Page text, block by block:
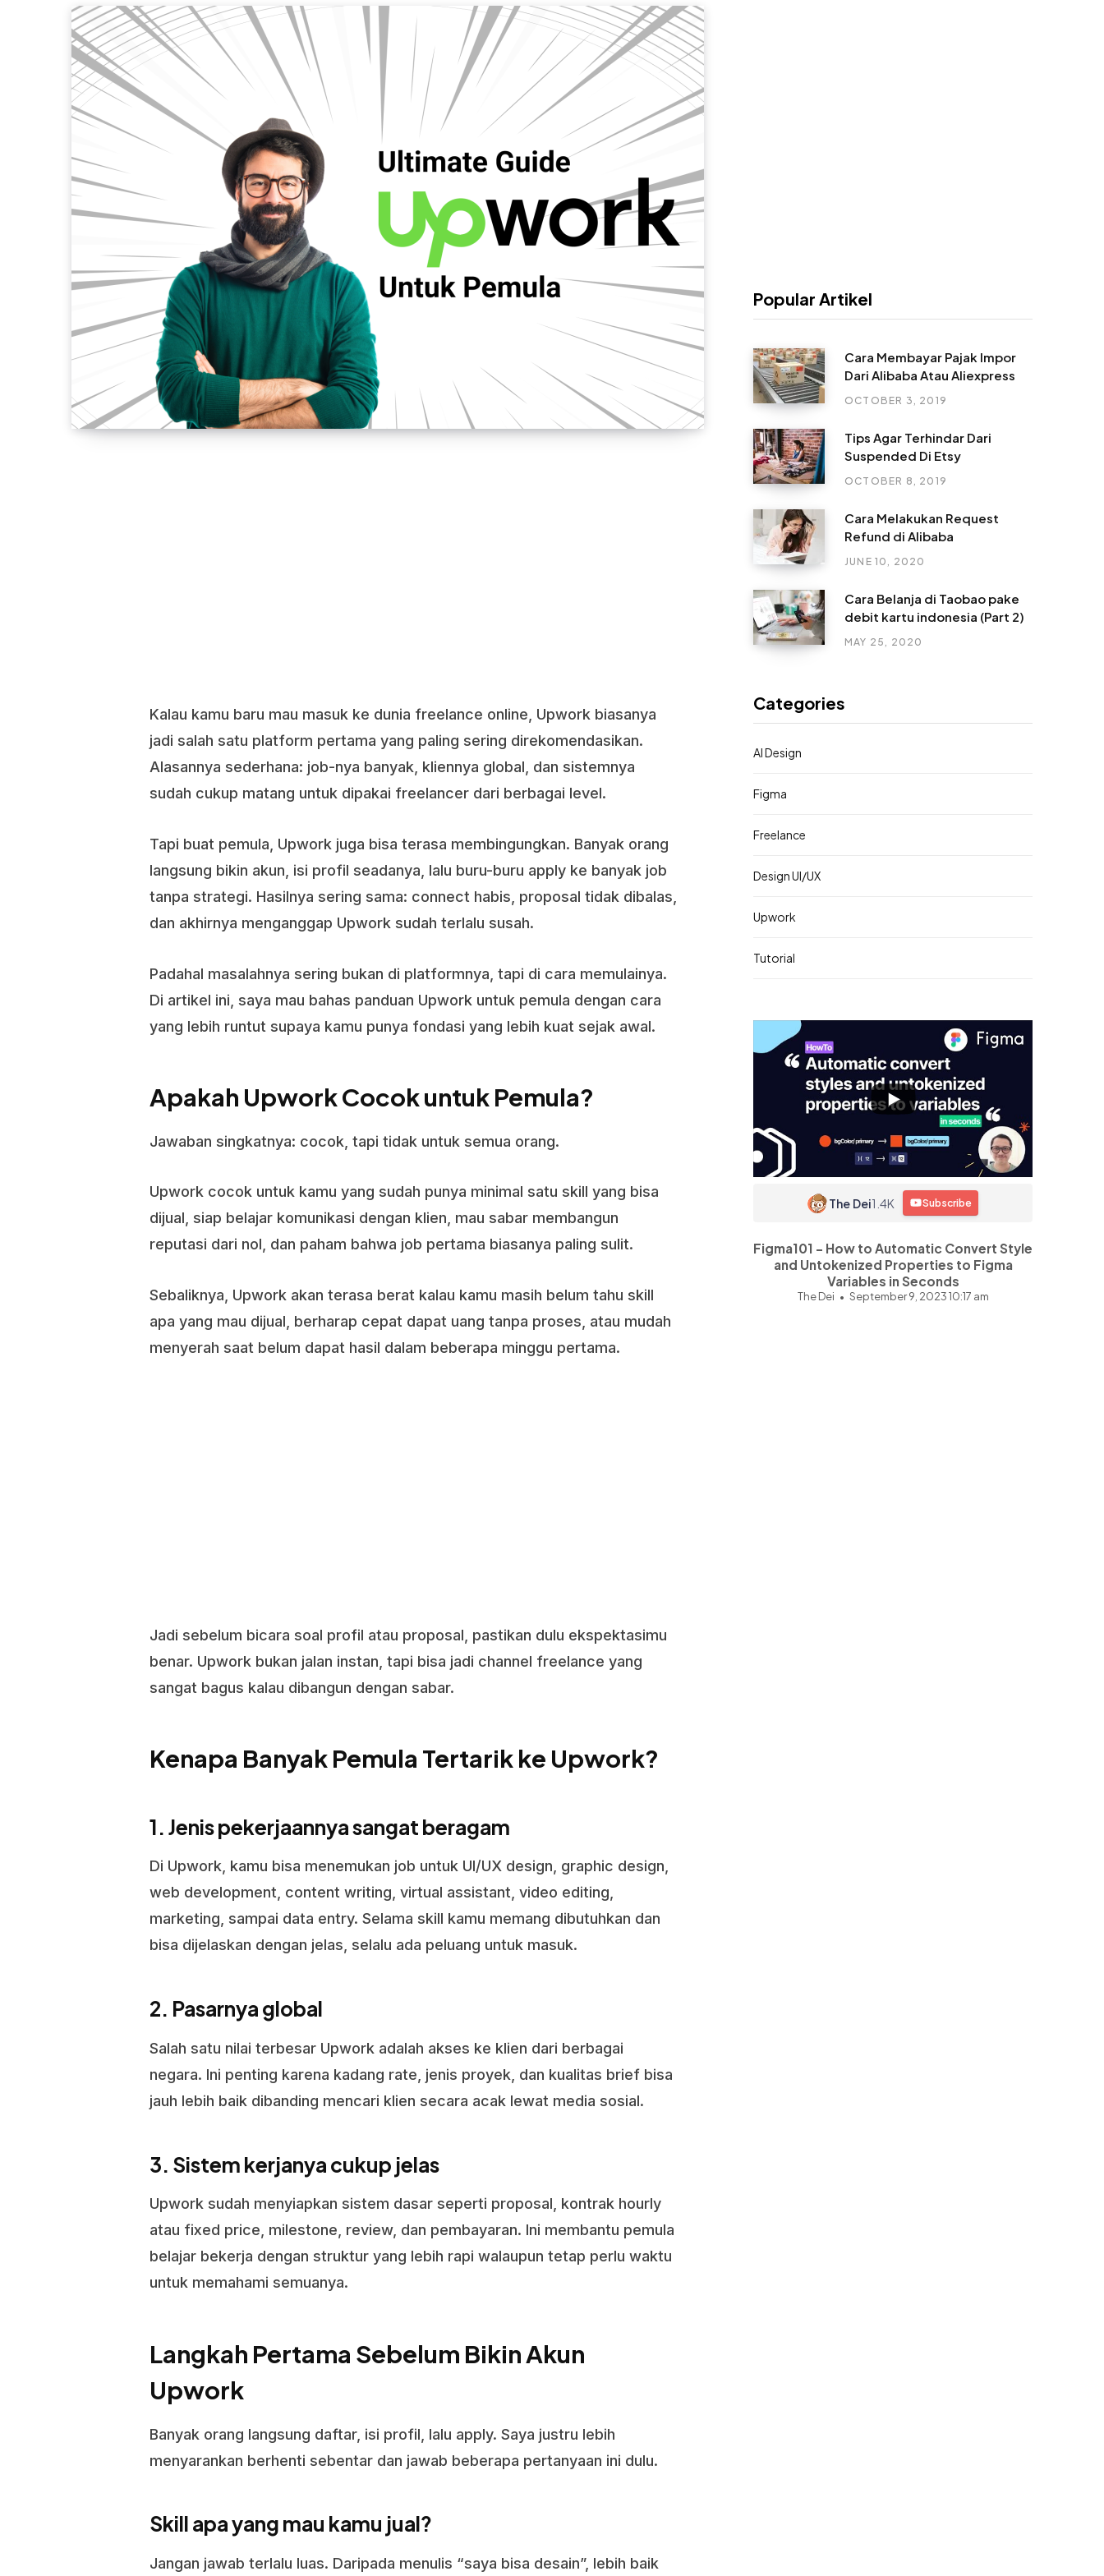
Kalau kamu baru mau masuk ke dunia freelance online, Upwork biasanya
jadi salah satu platform pertama yang paling sering direkomendasikan.
Alasannya sederhana: job-nya banyak, kliennya global, dan sistemnya
sudah cukup matang untuk dipakai freelancer dari berbagai level.
Tapi buat pemula, Upwork juga bisa terasa membingungkan. Banyak orang
langsung bikin akun, isi profil seadanya, lalu buru-buru apply ke banyak job
tanpa strategi. Hasilnya sering sama: connect habis, proposal tidak dibalas,
dan akhirnya menganggap Upwork sudah terlalu susah.
Padahal masalahnya sering bukan di platformnya, tapi di cara memulainya.
Di artikel ini, saya mau bahas panduan Upwork untuk pemula dengan cara
yang lebih runtut supaya kamu punya fondasi yang lebih kuat sejak awal.
Apakah Upwork Cocok untuk Pemula?
Jawaban singkatnya: cocok, tapi tidak untuk semua orang.
Upwork cocok untuk kamu yang sudah punya minimal satu skill yang bisa
dijual, siap belajar komunikasi dengan klien, mau sabar membangun
reputasi dari nol, dan paham bahwa job pertama biasanya paling sulit.
Sebaliknya, Upwork akan terasa berat kalau kamu masih belum tahu skill
apa yang mau dijual, berharap cepat dapat uang tanpa proses, atau mudah
menyerah saat belum dapat hasil dalam beberapa minggu pertama.
Jadi sebelum bicara soal profil atau proposal, pastikan dulu ekspektasimu
benar. Upwork bukan jalan instan, tapi bisa jadi channel freelance yang
sangat bagus kalau dibangun dengan sabar.
Kenapa Banyak Pemula Tertarik ke Upwork?
1. Jenis pekerjaannya sangat beragam
Di Upwork, kamu bisa menemukan job untuk UI/UX design, graphic design,
web development, content writing, virtual assistant, video editing,
marketing, sampai data entry. Selama skill kamu memang dibutuhkan dan
bisa dijelaskan dengan jelas, selalu ada peluang untuk masuk.
2. Pasarnya global
Salah satu nilai terbesar Upwork adalah akses ke klien dari berbagai
negara. Ini penting karena kadang rate, jenis proyek, dan kualitas brief bisa
jauh lebih baik dibanding mencari klien secara acak lewat media sosial.
3. Sistem kerjanya cukup jelas
Upwork sudah menyiapkan sistem dasar seperti proposal, kontrak hourly
atau fixed price, milestone, review, dan pembayaran. Ini membantu pemula
belajar bekerja dengan struktur yang lebih rapi walaupun tetap perlu waktu
untuk memahami semuanya.
Langkah Pertama Sebelum Bikin Akun
Upwork
Banyak orang langsung daftar, isi profil, lalu apply. Saya justru lebih
menyarankan berhenti sebentar dan jawab beberapa pertanyaan ini dulu.
Skill apa yang mau kamu jual?
Jangan jawab terlalu luas. Daripada menulis “saya bisa desain”, lebih baik
Popular Artikel
Cara Membayar Pajak Impor
Dari Alibaba Atau Aliexpress
OCTOBER 3, 2019
Tips Agar Terhindar Dari
Suspended Di Etsy
OCTOBER 8, 2019
Cara Melakukan Request
Refund di Alibaba
JUNE 10, 2020
Cara Belanja di Taobao pake
debit kartu indonesia (Part 2)
MAY 25, 2020
Categories
AI Design
Figma
Freelance
Design UI/UX
Upwork
Tutorial
The Dei1.4K Subscribe
Figma101 - How to Automatic Convert Style
and Untokenized Properties to Figma
Variables in Seconds
The Dei September 9, 2023 10:17 am